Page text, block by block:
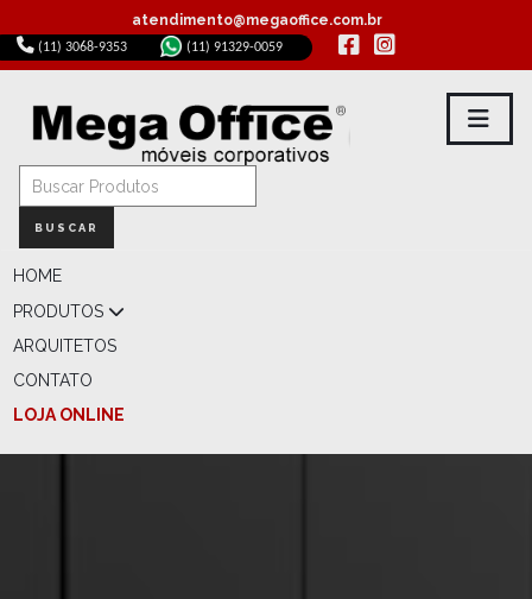
atendimento@megaoffice.com.br
(11) 3068-9353 (11) 91329-0059
BUSCAR
HOME
PRODUTOS
ARQUITETOS
CONTATO
LOJA ONLINE